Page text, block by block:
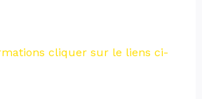
cliquer sur le liens ci-